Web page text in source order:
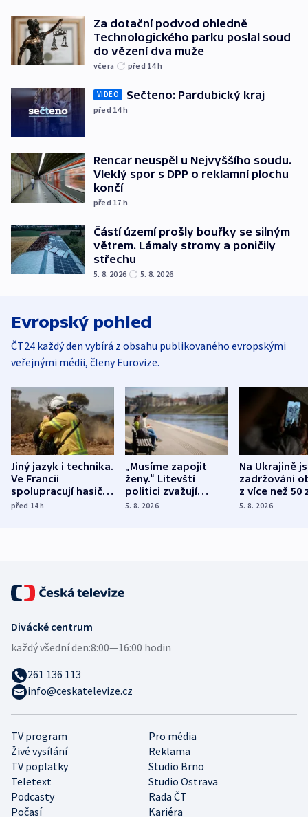
Za dotační podvod ohledně
Technologického parku poslal soud
do vězení dva muže
včera před 14h
VIDEO Sečteno: Pardubický kraj
před 14h
Rencar neuspěl u Nejvyššího soudu.
Vleklý spor s DPP o reklamní plochu
končí
před 17 h
Částí území prošly bouřky se silným
větrem. Lámaly stromy a poničily
střechu
5. 8. 2026 5. 8. 2026
Evropský pohled
ČT24 každý den vybírá z obsahu publikovaného evropskými
veřejnými médii, členy Eurovize.
Jiný jazyk i technika.
Ve Francii
spolupracují hasiči z
různých zemí
před 14h
„Musíme zapojit
ženy.“ Litevští
politici zvažují
dohodu o
5. 8. 2026
Na Ukrajině
zadržováni
z více než 50
Bojovali na
5. 8. 2026
TV program
Pro média
Živé vysílání
Reklama
TV poplatky
Studio Brno
Teletext
Studio Ostrava
Podcasty
Rada ČT
Počasí
Kariéra
Divácké centrum
každý všední den:8:00—16:00 hodin
261 136 113
info@ceskatelevize.cz